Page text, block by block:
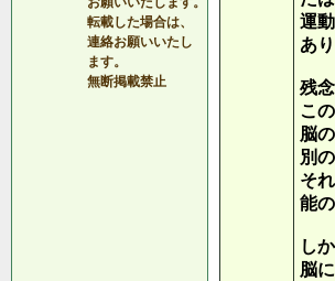
転載した場合は、
連絡お願いいたし
ます。
無断掲載禁止
運
あ
残
こ
脳
別
そ
能
し
脳